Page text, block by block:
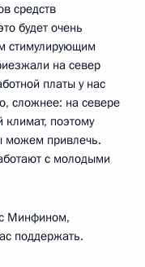
средств
будет очень
стимулирующим
на север
платы у нас
сложнее: на севере
климат, поэтому
можем привлечь.
с молодыми
Минфином,
поддержать.